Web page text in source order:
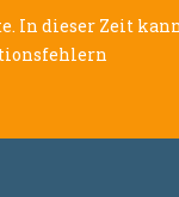
In dieser Zeit